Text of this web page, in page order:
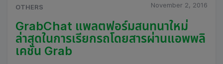
OTHERS November 2, 2016
GrabChat แพลตฟอร์มสนทนาใหม่
ล่าสุดในการเรียกรถโดยสารผ่านแอพพลิ
เคชั่น Grab